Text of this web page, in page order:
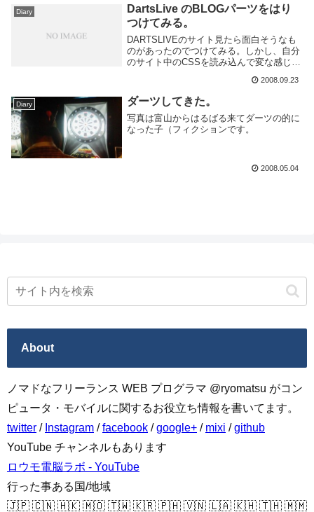
Diary
DartsLive のBLOGパーツをはり
つけてみる。
DARTSLIVEのサイト見たら面白そうなも
のがあったのでつけてみる。しかし、自分
のサイト中のCSSを読み込んで変な感じに
いたく無いしなあ。。。投げに行くのは月
1回とかなのであんまり更新はさ...
2008.09.23
Diary ダーツしてきた。
写真は富山からはるばる来てダーツの的に
なった子（フィクションです。
2008.05.04
About
ノマドなフリーランス WEB プログラマ @ryomatsu がコン
ピュータ・モバイルに関するお役立ち情報を書いてます。
twitter / Instagram /facebook /google+ / mixi /github
YouTube チャンネルもあります
ロウモ電脳ラボ - YouTube
行った事ある国/地域
🇯🇵 🇨🇳 🇭🇰 🇲🇴 🇹🇼 🇰🇷 🇵🇭 🇻🇳 🇱🇦 🇰🇭 🇹🇭 🇲🇲